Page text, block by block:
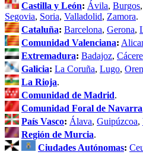
Castilla y León: Ávila, Burgos,
Segovia, Soria, Valladolid, Zamora.
Cataluña: Barcelona, Gerona,
Comunidad Valenciana:
Extremadura: Badajoz,
Galicia: La Coruña, Lugo,
La Rioja.
Comunidad de Madrid.
Comunidad Foral de Navarra
País Vasco: Álava, Guipúzcoa,
Región de Murcia.
Ciudades Autónomas: